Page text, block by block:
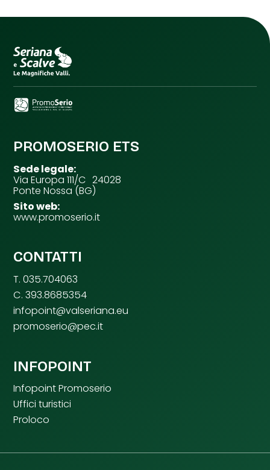
PROMOSERIO ETS
Sede legale:
Via Europa 111/C 24028
Ponte Nossa (BG)
Sito web:
www.promoserio.it
CONTATTI
T. 035.704063
C. 393.8685354
infopoint@valseriana.eu
promoserio@pec.it
INFOPOINT
Infopoint Promoserio
Uffici turistici
Proloco